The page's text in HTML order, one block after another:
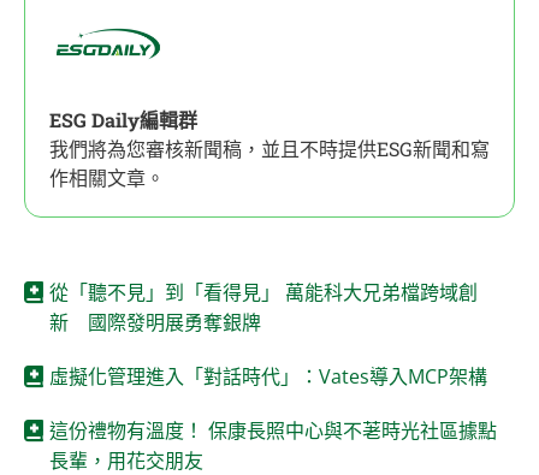
ESG Daily編輯群
我們將為您審核新聞稿，並且不時提供ESG新聞和寫
作相關文章。
從「聽不見」到「看得見」 萬能科大兄弟檔跨域創
新 國際發明展勇奪銀牌
虛擬化管理進入「對話時代」：Vates導入MCP架構
這份禮物有溫度！ 保康長照中心與不荖時光社區據點
長輩，用花交朋友